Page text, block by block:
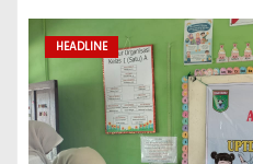
HEADLINE